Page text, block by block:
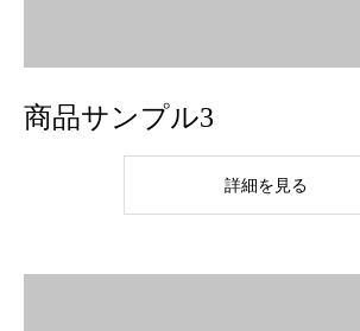
商品サンプル3
詳細を見る